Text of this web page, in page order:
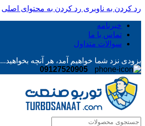
رد کردن به ناوبری رد کردن به محتوای اصلی
خبرنامه
تماس با ما
سوالات متداول
بزودی نزد شما خواهیم آمد، هر آنچه بخواهید...
09127520905